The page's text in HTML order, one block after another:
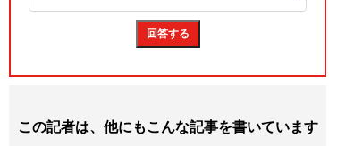
この記者は、他にもこんな記事を書いています